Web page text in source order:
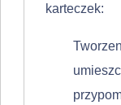
karteczek: